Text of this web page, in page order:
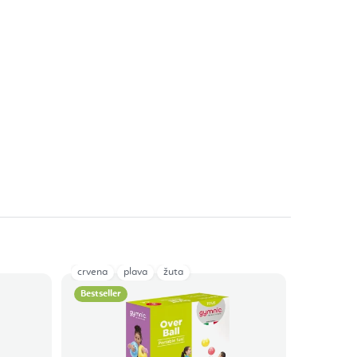
Bestseller
crvena plava žuta